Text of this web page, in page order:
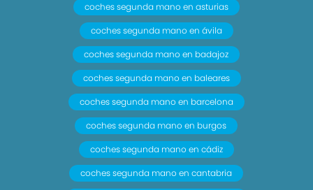
coches segunda mano en asturias
coches segunda mano en ávila
coches segunda mano en badajoz
coches segunda mano en baleares
coches segunda mano en barcelona
coches segunda mano en burgos
coches segunda mano en cádiz
coches segunda mano en cantabria